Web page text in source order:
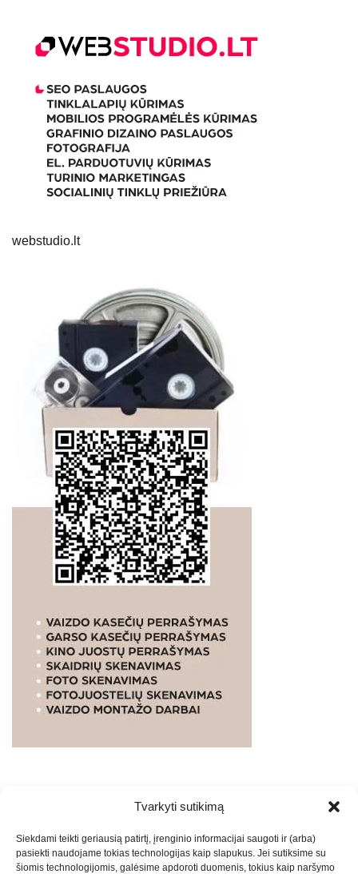
Tvarkyti sutikimą
Siekdami teikti geriausią patirtį, įrenginio informacijai saugoti ir (arba)
pasiekti naudojame tokias technologijas kaip slapukus. Jei sutiksime su
šiomis technologijomis, galėsime apdoroti duomenis, tokius kaip naršymo
webstudio.lt
PASLAUGOS. SEO tekstų rašymas, turinio kūrimas,
straipsnių rašymas ir talpinimas į mūsų valdomas